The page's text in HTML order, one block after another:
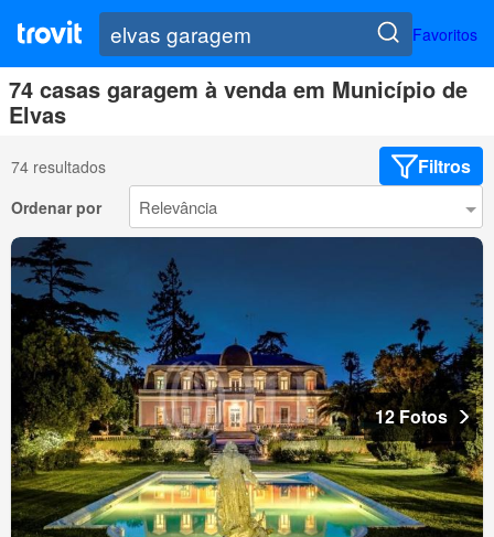
Favoritos
74 casas garagem à venda em Município de
Elvas
74 resultados Filtros
Ordenar por
12 Fotos